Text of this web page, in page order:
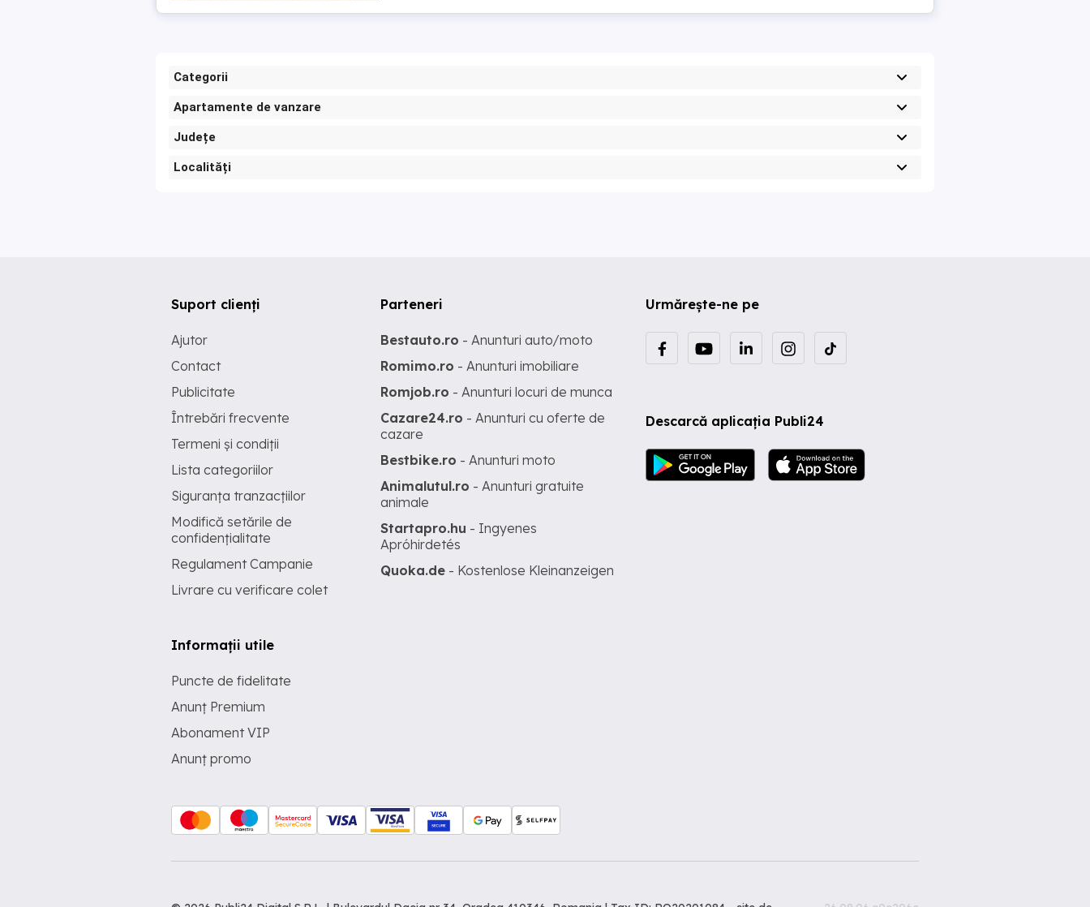
Categorii
Apartamente de vanzare
Județe
Localități
Urmărește-ne pe
Descarcă aplicația Publi24
Suport clienți
Ajutor
Contact
Publicitate
Întrebări frecvente
Termeni și condiții
Lista categoriilor
Siguranța tranzacțiilor
Modifică setările de
confidențialitate
Regulament Campanie
Livrare cu verificare colet
Informații utile
Puncte de fidelitate
Anunț Premium
Abonament VIP
Anunț promo
Parteneri
Bestauto.ro - Anunturi auto/moto
Romimo.ro - Anunturi imobiliare
Romjob.ro - Anunturi locuri de munca
Cazare24.ro - Anunturi cu oferte de
cazare
Bestbike.ro - Anunturi moto
Animalutul.ro - Anunturi gratuite
animale
Startapro.hu - Ingyenes
Apróhirdetés
Quoka.de - Kostenlose Kleinanzeigen